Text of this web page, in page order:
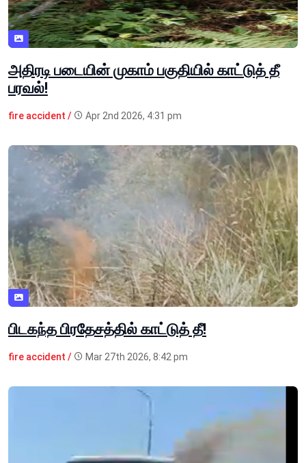
அதிரடி படையின் முகாம் பகுதியில் காட்டுத் தீ
பரவல்!
fire accident / Apr 2nd 2026, 4:31 pm
பிடகந்த பிரதேசத்தில் காட்டுத் தீ!
fire accident / Mar 27th 2026, 8:42 pm